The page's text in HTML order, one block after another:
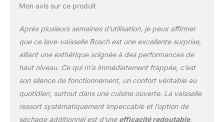
les plastiques. L'option
Demi-charge et le
système Rackmatic, avec
panier supérieur
ajustable en hauteur
jusqu'à 5 cm, permettent
une utilisation flexible et
efficace de votre lave
Mon avis sur ce produit
Après plusieurs semaines d’utilisation, je peux affirmer
que ce lave-vaisselle Bosch est une excellente surprise,
alliant une esthétique soignée à des performances de
haut niveau. Ce qui m’a immédiatement frappée, c’est
son silence de fonctionnement, un confort véritable au
quotidien, surtout dans une cuisine ouverte. La vaisselle
ressort systématiquement impeccable et l’option de
séchage additionnel est d’une efficacité redoutable,